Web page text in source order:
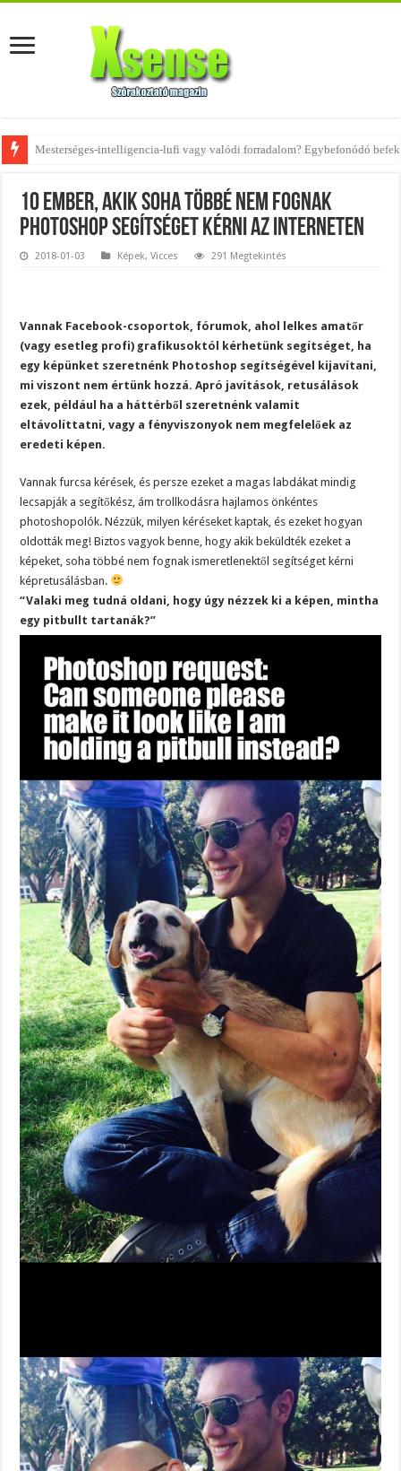
Az övtáskák továbbra is trendik – nézd meg, milyen stílusokhoz illenek!
10 ember, akik soha többé nem fognak
Photoshop segítséget kérni az interneten
2018-01-03 Képek,Vicces 291 Megtekintés
Vannak Facebook-csoportok, fórumok, ahol lelkes amatőr
(vagy esetleg profi) grafikusoktól kérhetünk segítséget, ha
egy képünket szeretnénk Photoshop segítségével kijavítani,
mi viszont nem értünk hozzá. Apró javítások, retusálások
ezek, például ha a háttérből szeretnénk valamit
eltávolíttatni, vagy a fényviszonyok nem megfelelőek az
eredeti képen.
Vannak furcsa kérések, és persze ezeket a magas labdákat mindig
lecsapják a segítőkész, ám trollkodásra hajlamos önkéntes
photoshopolók. Nézzük, milyen kéréseket kaptak, és ezeket hogyan
oldották meg! Biztos vagyok benne, hogy akik beküldték ezeket a
képeket, soha többé nem fognak ismeretlenektől segítséget kérni
képretusálásban.
“Valaki meg tudná oldani, hogy úgy nézzek ki a képen, mintha
egy pitbullt tartanák?”